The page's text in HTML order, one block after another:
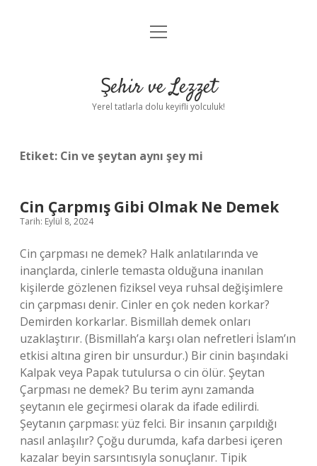
Anasayfa
Yasal Uyarı
menüyü
Şehir ve Lezzet
Yerel tatlarla dolu keyifli yolculuk!
Etiket: Cin ve şeytan aynı şey mi
Cin Çarpmış Gibi Olmak Ne Demek
Tarih: Eylül 8, 2024
Cin çarpması ne demek? Halk anlatılarında ve
inançlarda, cinlerle temasta olduğuna inanılan
kişilerde gözlenen fiziksel veya ruhsal değişimlere
cin çarpması denir. Cinler en çok neden korkar?
Demirden korkarlar. Bismillah demek onları
uzaklaştırır. (Bismillah’a karşı olan nefretleri İslam’ın
etkisi altına giren bir unsurdur.) Bir cinin başındaki
Kalpak veya Papak tutulursa o cin ölür. Şeytan
Çarpması ne demek? Bu terim aynı zamanda
şeytanın ele geçirmesi olarak da ifade edilirdi.
Şeytanın çarpması: yüz felci. Bir insanın çarpıldığı
nasıl anlaşılır? Çoğu durumda, kafa darbesi içeren
kazalar beyin sarsıntısıyla sonuçlanır. Tipik